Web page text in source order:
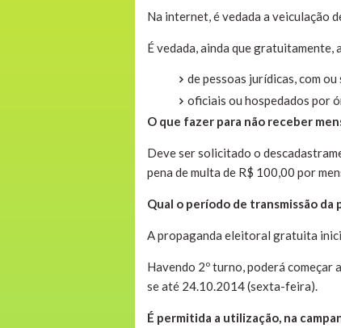
Na internet, é vedada a veiculação
É vedada, ainda que
de pessoas jurídicas, com
oficiais ou hospedados por
O que fazer para não receber
Deve ser solicitado o
pena de multa de R$ 100,00 por
Qual o período de transmissão
A propaganda eleitoral gratuita
Havendo 2º turno, poderá começar
se até 24.10.2014 (sexta-feira).
É permitida a utilização, na